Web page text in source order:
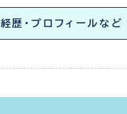
経歴・プロフィールなど